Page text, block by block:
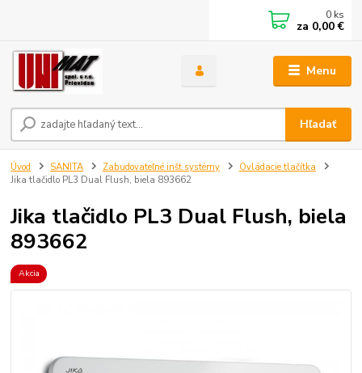
Menu
Hľadať
0 ks
za 0,00 €
Úvod SANITA Zabudovateľné inšt.systémy
Ovládacie tlačítka
Jika tlačidlo PL3 Dual Flush, biela 893662
Jika tlačidlo PL3 Dual Flush, biela
893662
Akcia